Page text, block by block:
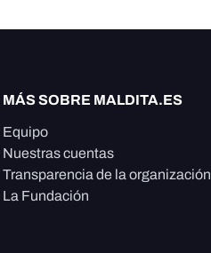
MÁS SOBRE MALDITA.ES
Equipo
Nuestras cuentas
Transparencia de la organización
La Fundación